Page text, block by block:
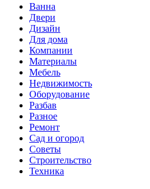
Ванна
Двери
Дизайн
Для дома
Компании
Материалы
Мебель
Недвижимость
Оборудование
Разбав
Разное
Ремонт
Сад и огород
Советы
Строительство
Техника